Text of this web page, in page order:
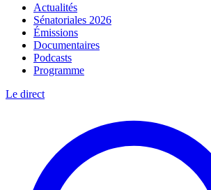
Actualités
Sénatoriales 2026
Émissions
Documentaires
Podcasts
Programme
Le direct